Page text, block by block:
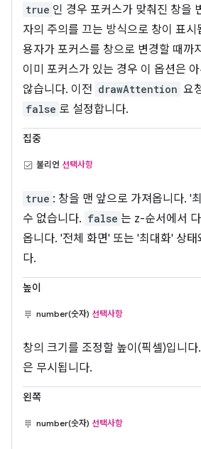
true 인 경우 포커스가 맞춰진 창을
자의 주의를 끄는 방식으로 창이 표
용자가 포커스를 창으로 변경할 때까
이미 포커스가 있는 경우 이 옵션은
않습니다. 이전 drawAttention 요
false 로 설정합니다.
집중
불리언 선택사항
true : 창을 맨 앞으로 가져옵니다. '
수 없습니다. false 는 z-순서에서
옵니다. '전체 화면' 또는 '최대화' 상태
다.
높이
number(숫자) 선택사항
창의 크기를 조정할 높이(픽셀)입니
은 무시됩니다.
왼쪽
number(숫자) 선택사항